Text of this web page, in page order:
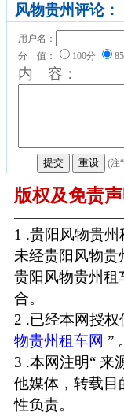
风物贵州评论
用户名：
分 值：
100分
内 容：
(注“
版权及免责声
1 .贵阳风物贵
未经贵阳风物
贵阳风物贵州租
合。
2 .已经本网授
物贵州租车网 ” 。
3 .本网注明“ 来
他媒体，转载目
性负责。